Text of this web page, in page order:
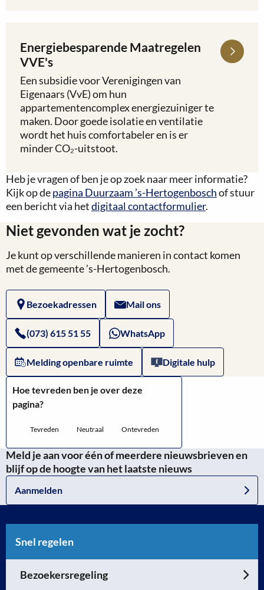
Energiebesparende Maatregelen
VVE's
Een subsidie voor Verenigingen van
Eigenaars (VvE) om hun
appartementencomplex energiezuiniger te
maken. Door goede isolatie en ventilatie
wordt het huis comfortabeler en is er
minder CO₂-uitstoot.
Lees
meer
over
Energiebesparende
Maatregelen
VVE's
Heb je vragen of ben je op zoek naar meer informatie?
Kijk op depagina Duurzaam ’s-Hertogenboschof stuur
een bericht via hetdigitaal contactformulier.
Niet gevonden wat je zocht?
Je kunt op verschillende manieren in contact komen
met de gemeente ’s-Hertogenbosch.
Bezoekadressen Mail ons
(073) 615 51 55 WhatsApp
Melding openbare ruimte Digitale hulp
Hoe tevreden ben je over deze
pagina?
Tevreden Neutraal Ontevreden
Meld je aan voor één of meerdere nieuwsbrieven en
blijf op de hoogte van het laatste nieuws
Aanmelden
Snel regelen
Bezoekersregeling